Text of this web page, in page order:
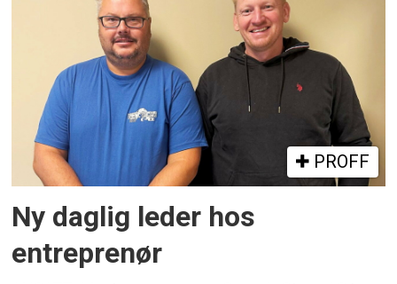
PROFF
Ny daglig leder hos
entreprenør